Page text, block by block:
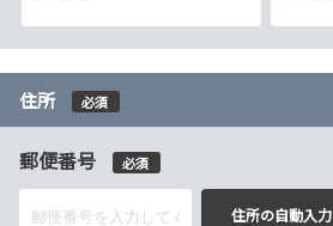
住所 必須
郵便番号 必須
住所の自動入力